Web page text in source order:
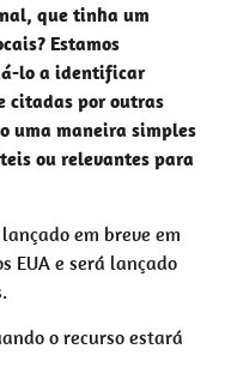
que tinha um
Estamos
lo a identificar
citadas por outras
uma maneira simples
ou relevantes para
em breve em
EUA e será lançado
o recurso estará